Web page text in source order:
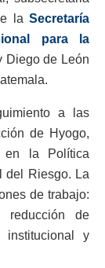
la Secretaría
para la
Diego de León
a las
de Hyogo,
en la Política
del Riesgo. La
de trabajo:
reducción de
institucional y